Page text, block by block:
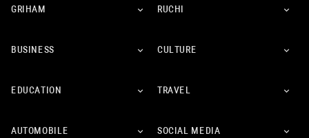
GRIHAM RUCHI
BUSINESS CULTURE
EDUCATION TRAVEL
AUTOMOBILE SOCIAL MEDIA